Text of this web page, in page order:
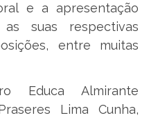
e a apresentação
suas respectivas
entre muitas
Educa Almirante
Lima Cunha,